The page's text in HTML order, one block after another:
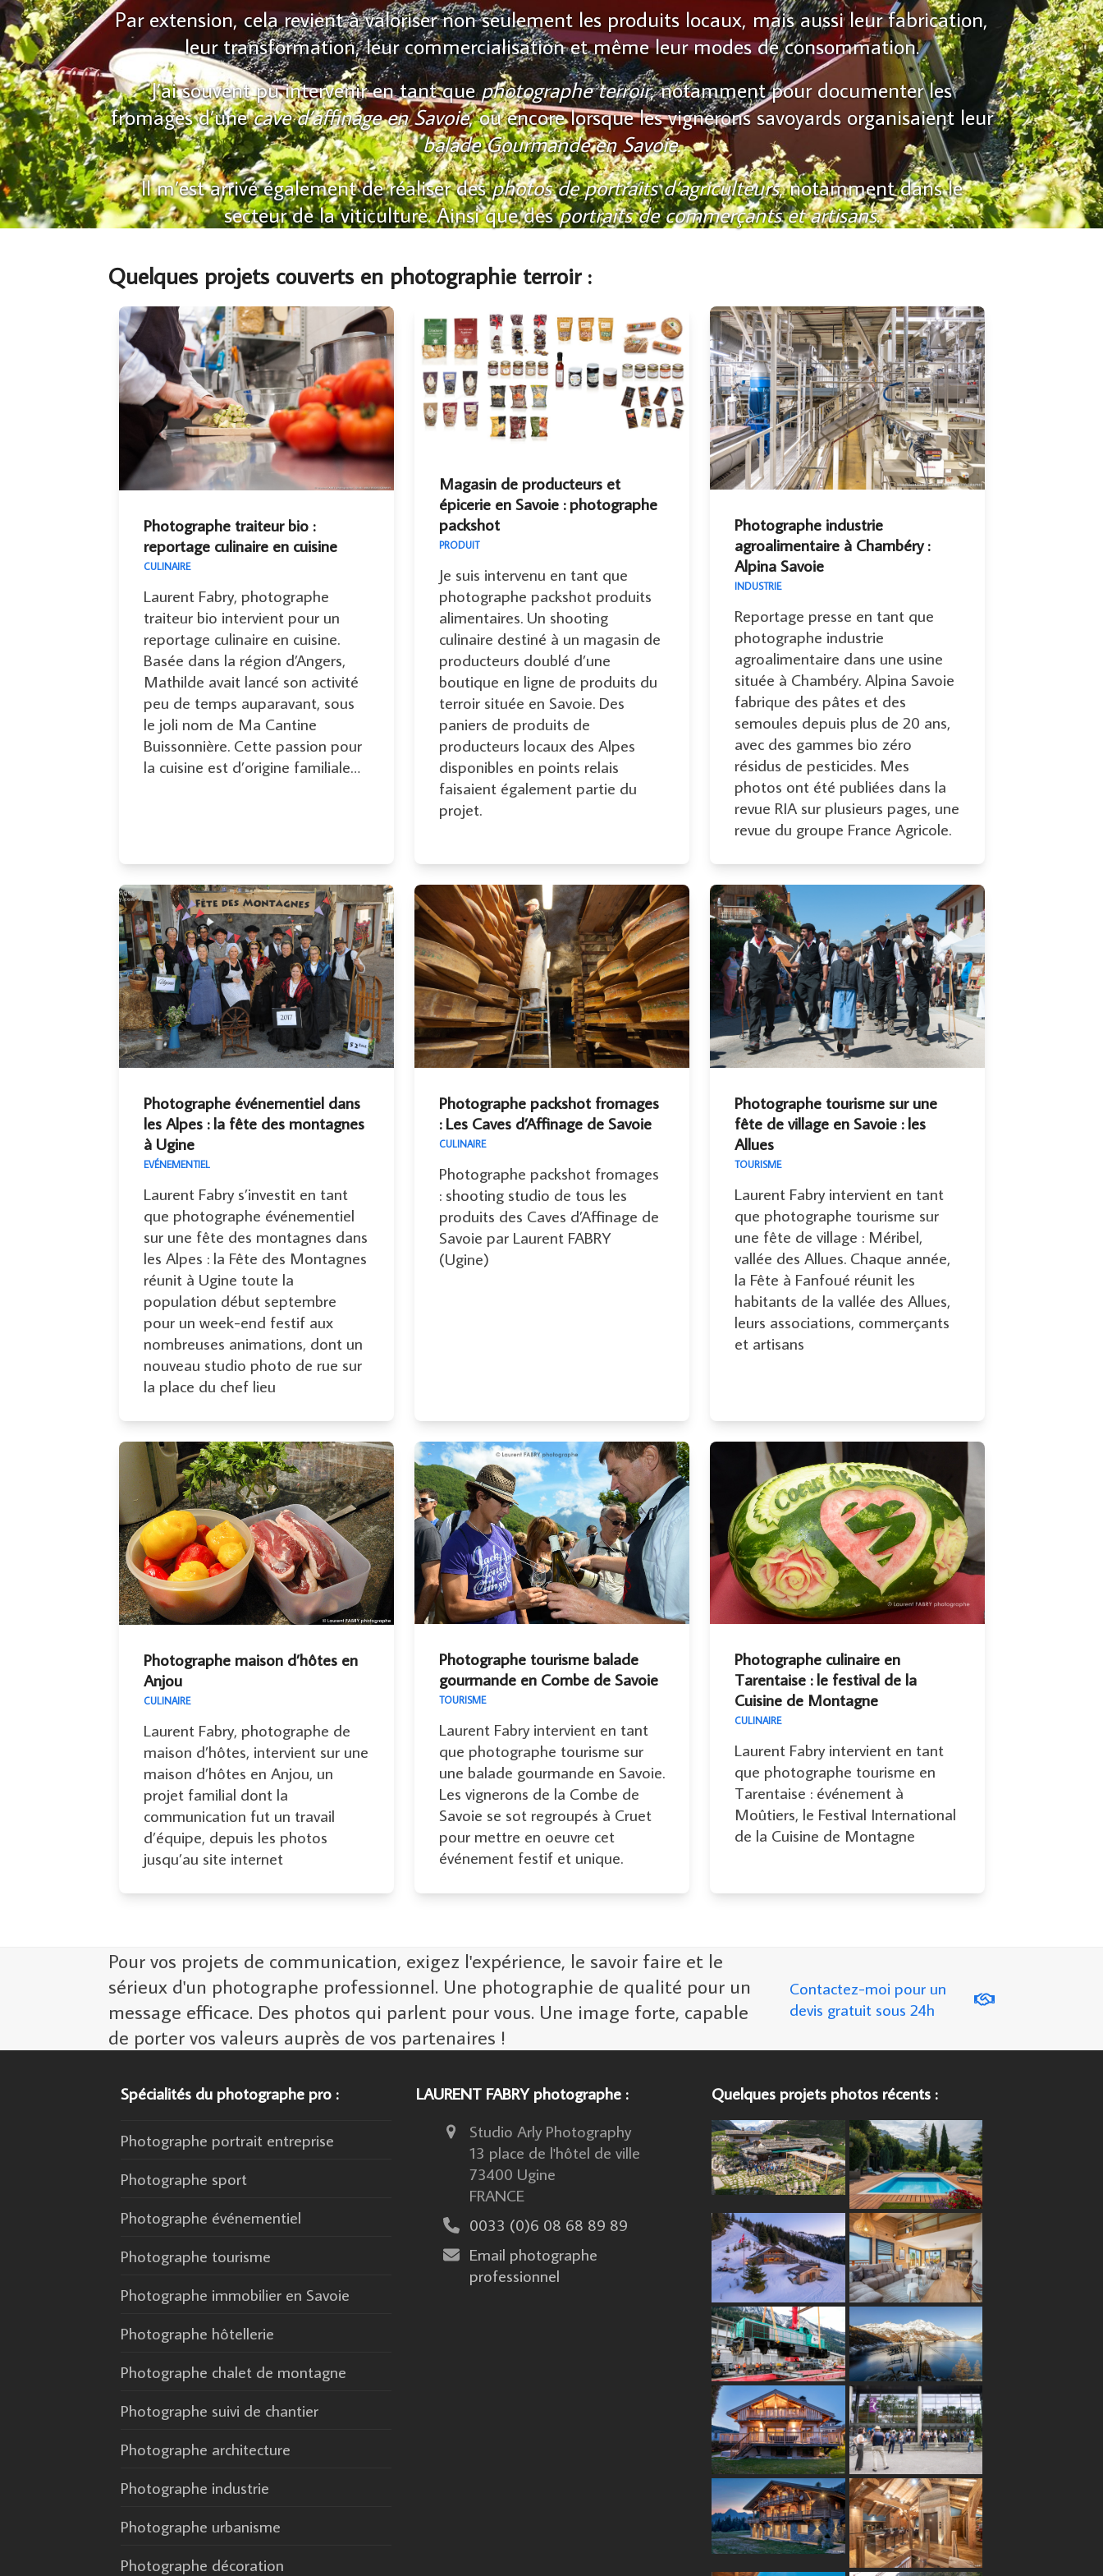
Par extension, cela revient à valoriser non seulement les produits locaux, mais aussi leur fabrication,
leur transformation, leur commercialisation et même leur modes de consommation.
J’ai souvent pu intervenir en tant quephotographe terroir, notamment pour documenter les
fromages d’unecave d’affinage en Savoie, ou encore lorsque les vignerons savoyards organisaient leur
balade Gourmande en Savoie.
Il m’est arrivé également de réaliser desphotos de portraits d’agriculteurs, notamment dans le
secteur de la viticulture. Ainsi que desportraits de commerçants et artisans.
Quelques projets couverts en photographie terroir :
Photographe traiteur bio :
reportage culinaire en cuisine
CULINAIRE
Laurent Fabry, photographe
traiteur bio intervient pour un
reportage culinaire en cuisine.
Basée dans la région d’Angers,
Mathilde avait lancé son activité
peu de temps auparavant, sous
le joli nom de Ma Cantine
Buissonnière. Cette passion pour
la cuisine est d’origine familiale…
Magasin de producteurs et
épicerie en Savoie : photographe
packshot
PRODUIT
Je suis intervenu en tant que
photographe packshot produits
alimentaires. Un shooting
culinaire destiné à un magasin de
producteurs doublé d’une
boutique en ligne de produits du
terroir située en Savoie. Des
paniers de produits de
producteurs locaux des Alpes
disponibles en points relais
faisaient également partie du
projet.
Photographe industrie
agroalimentaire à Chambéry :
Alpina Savoie
INDUSTRIE
Reportage presse en tant que
photographe industrie
agroalimentaire dans une usine
située à Chambéry. Alpina Savoie
fabrique des pâtes et des
semoules depuis plus de 20 ans,
avec des gammes bio zéro
résidus de pesticides. Mes
photos ont été publiées dans la
revue RIA sur plusieurs pages, une
revue du groupe France Agricole.
Photographe événementiel dans
les Alpes : la fête des montagnes
à Ugine
EVÉNEMENTIEL
Laurent Fabry s’investit en tant
que photographe événementiel
sur une fête des montagnes dans
les Alpes : la Fête des Montagnes
réunit à Ugine toute la
population début septembre
pour un week-end festif aux
nombreuses animations, dont un
nouveau studio photo de rue sur
la place du chef lieu
Photographe packshot fromages
: Les Caves d’Affinage de Savoie
CULINAIRE
Photographe packshot fromages
: shooting studio de tous les
produits des Caves d’Affinage de
Savoie par Laurent FABRY
(Ugine)
Photographe tourisme sur une
fête de village en Savoie : les
Allues
TOURISME
Laurent Fabry intervient en tant
que photographe tourisme sur
une fête de village : Méribel,
vallée des Allues. Chaque année,
la Fête à Fanfoué réunit les
habitants de la vallée des Allues,
leurs associations, commerçants
et artisans
Photographe maison d’hôtes en
Anjou
CULINAIRE
Laurent Fabry, photographe de
maison d’hôtes, intervient sur une
maison d’hôtes en Anjou, un
projet familial dont la
communication fut un travail
d’équipe, depuis les photos
jusqu’au site internet
Photographe tourisme balade
gourmande en Combe de Savoie
TOURISME
Laurent Fabry intervient en tant
que photographe tourisme sur
une balade gourmande en Savoie.
Les vignerons de la Combe de
Savoie se sot regroupés à Cruet
pour mettre en oeuvre cet
événement festif et unique.
Photographe culinaire en
Tarentaise : le festival de la
Cuisine de Montagne
CULINAIRE
Laurent Fabry intervient en tant
que photographe tourisme en
Tarentaise : événement à
Moûtiers, le Festival International
de la Cuisine de Montagne
Pour vos projets de communication, exigez l'expérience, le savoir faire et le
sérieux d'un photographe professionnel. Une photographie de qualité pour un
message efficace. Des photos qui parlent pour vous. Une image forte, capable
de porter vos valeurs auprès de vos partenaires !
Contactez-moi pour un
devis gratuit sous 24h
Spécialités du photographe pro :
Photographe portrait entreprise
Photographe sport
Photographe événementiel
Photographe tourisme
Photographe immobilier en Savoie
Photographe hôtellerie
Photographe chalet de montagne
Photographe suivi de chantier
Photographe architecture
Photographe industrie
Photographe urbanisme
Photographe décoration
LAURENT FABRY photographe :
Studio Arly Photography
13 place de l'hôtel de ville
73400 Ugine
FRANCE
0033 (0)6 08 68 89 89
Email photographe
professionnel
Quelques projets photos récents :